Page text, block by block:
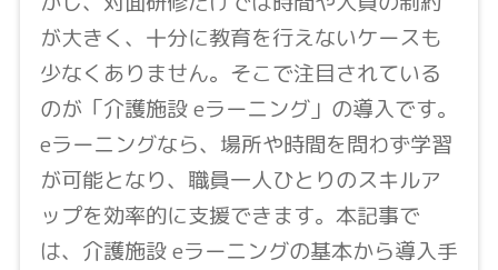
が大きく、十分に教育を行えないケースも
少なくありません。そこで注目されている
のが「介護施設 eラーニング」の導入です。
eラーニングなら、場所や時間を問わず学習
が可能となり、職員一人ひとりのスキルア
ップを効率的に支援できます。本記事で
は、介護施設 eラーニングの基本から導入手